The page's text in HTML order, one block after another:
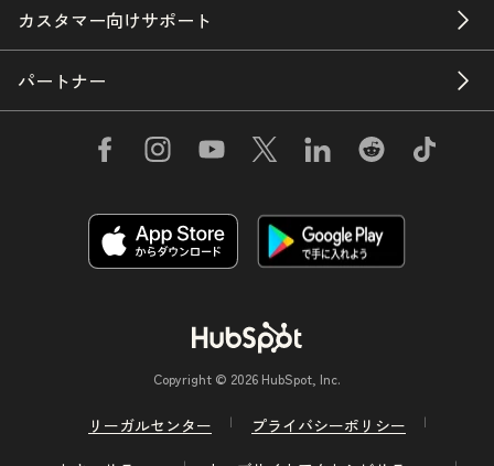
カスタマー向けサポート
パートナー
Copyright © 2026 HubSpot, Inc.
リーガルセンター
プライバシーポリシー